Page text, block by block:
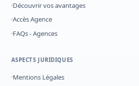
Découvrir vos avantages
Accès Agence
FAQs - Agences
ASPECTS JURIDIQUES
Mentions Légales